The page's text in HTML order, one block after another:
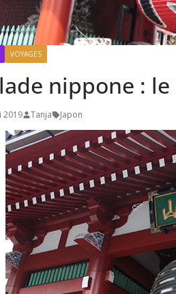
VOYAGES
nippone :
2019 Tanja Japon